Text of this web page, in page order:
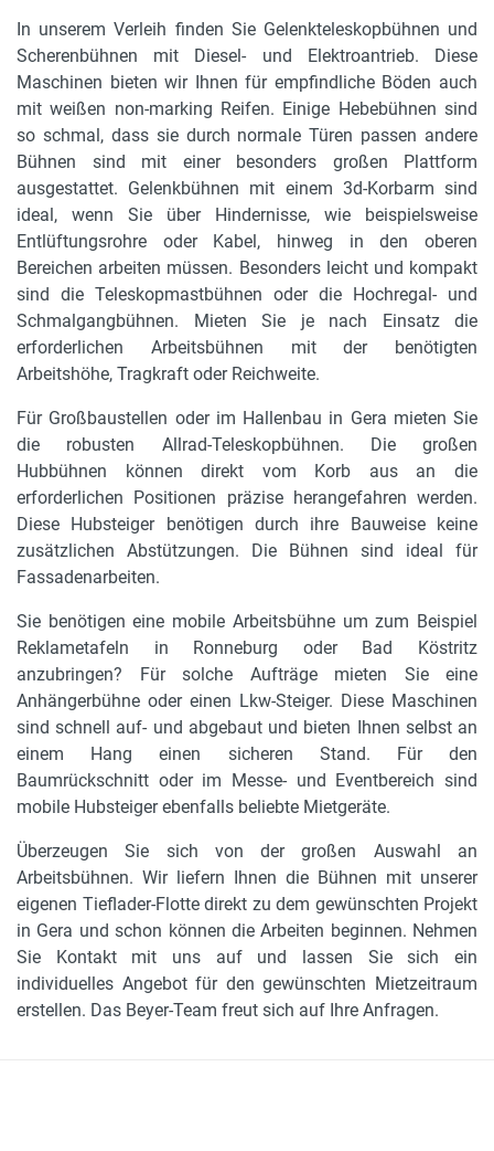
In unserem Verleih finden Sie Gelenkteleskopbühnen und
Scherenbühnen mit Diesel- und Elektroantrieb. Diese
Maschinen bieten wir Ihnen für empfindliche Böden auch
mit weißen non-marking Reifen. Einige Hebebühnen sind
so schmal, dass sie durch normale Türen passen andere
Bühnen sind mit einer besonders großen Plattform
ausgestattet. Gelenkbühnen mit einem 3d-Korbarm sind
ideal, wenn Sie über Hindernisse, wie beispielsweise
Entlüftungsrohre oder Kabel, hinweg in den oberen
Bereichen arbeiten müssen. Besonders leicht und kompakt
sind die Teleskopmastbühnen oder die Hochregal- und
Schmalgangbühnen. Mieten Sie je nach Einsatz die
erforderlichen Arbeitsbühnen mit der benötigten
Arbeitshöhe, Tragkraft oder Reichweite.
Für Großbaustellen oder im Hallenbau in Gera mieten Sie
die robusten Allrad-Teleskopbühnen. Die großen
Hubbühnen können direkt vom Korb aus an die
erforderlichen Positionen präzise herangefahren werden.
Diese Hubsteiger benötigen durch ihre Bauweise keine
zusätzlichen Abstützungen. Die Bühnen sind ideal für
Fassadenarbeiten.
Sie benötigen eine mobile Arbeitsbühne um zum Beispiel
Reklametafeln in Ronneburg oder Bad Köstritz
anzubringen? Für solche Aufträge mieten Sie eine
Anhängerbühne oder einen Lkw-Steiger. Diese Maschinen
sind schnell auf- und abgebaut und bieten Ihnen selbst an
einem Hang einen sicheren Stand. Für den
Baumrückschnitt oder im Messe- und Eventbereich sind
mobile Hubsteiger ebenfalls beliebte Mietgeräte.
Überzeugen Sie sich von der großen Auswahl an
Arbeitsbühnen. Wir liefern Ihnen die Bühnen mit unserer
eigenen Tieflader-Flotte direkt zu dem gewünschten Projekt
in Gera und schon können die Arbeiten beginnen. Nehmen
Sie Kontakt mit uns auf und lassen Sie sich ein
individuelles Angebot für den gewünschten Mietzeitraum
erstellen. Das Beyer-Team freut sich auf Ihre Anfragen.